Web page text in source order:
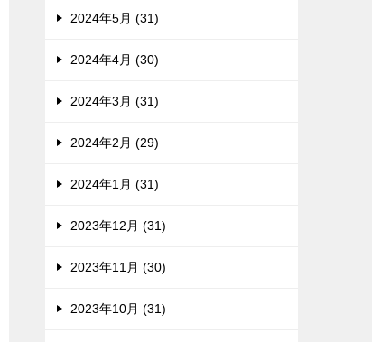
2024年5月 (31)
2024年4月 (30)
2024年3月 (31)
2024年2月 (29)
2024年1月 (31)
2023年12月 (31)
2023年11月 (30)
2023年10月 (31)